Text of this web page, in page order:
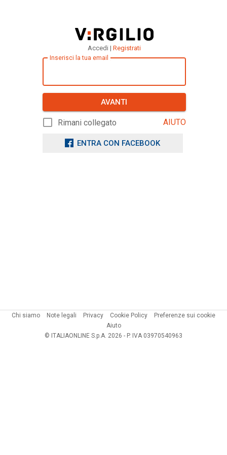
Accedi | Registrati
Inserisci la tua email
AVANTI
Rimani collegato AIUTO
ENTRA CON FACEBOOK
Chi siamo Note legali Privacy Cookie Policy
Preferenze sui cookie
Aiuto
© ITALIAONLINE S.p.A. 2026 - P. IVA 03970540963